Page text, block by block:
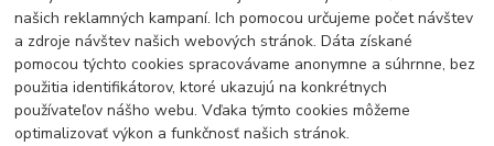
našich reklamných kampaní. Ich pomocou určujeme počet návštev
a zdroje návštev našich webových stránok. Dáta získané
pomocou týchto cookies spracovávame anonymne a súhrnne, bez
použitia identifikátorov, ktoré ukazujú na konkrétnych
používateľov nášho webu. Vďaka týmto cookies môžeme
optimalizovať výkon a funkčnosť našich stránok.